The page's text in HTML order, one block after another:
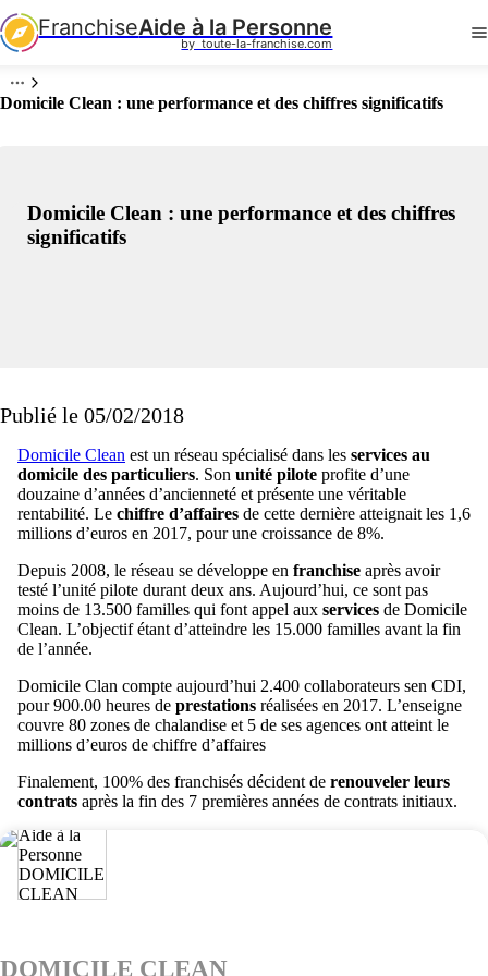
FranchiseAide à la Personne
by  toute-la-franchise.com
Domicile Clean : une performance et des chiffres significatifs
Domicile Clean : une performance et des chiffres
significatifs
Publié le 05/02/2018
Domicile Clean est un réseau spécialisé dans les services au
domicile des particuliers. Son unité pilote profite d’une
douzaine d’années d’ancienneté et présente une véritable
rentabilité. Le chiffre d’affaires de cette dernière atteignait les 1,6
millions d’euros en 2017, pour une croissance de 8%.
Depuis 2008, le réseau se développe en franchise après avoir
testé l’unité pilote durant deux ans. Aujourd’hui, ce sont pas
moins de 13.500 familles qui font appel aux services de Domicile
Clean. L’objectif étant d’atteindre les 15.000 familles avant la fin
de l’année.
Domicile Clan compte aujourd’hui 2.400 collaborateurs sen CDI,
pour 900.00 heures de prestations réalisées en 2017. L’enseigne
couvre 80 zones de chalandise et 5 de ses agences ont atteint le
millions d’euros de chiffre d’affaires
Finalement, 100% des franchisés décident de renouveler leurs
contrats après la fin des 7 premières années de contrats initiaux.
DOMICILE CLEAN